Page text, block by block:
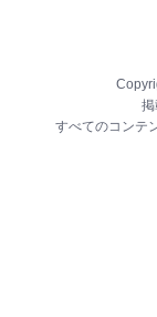
掲
すべてのコンテ